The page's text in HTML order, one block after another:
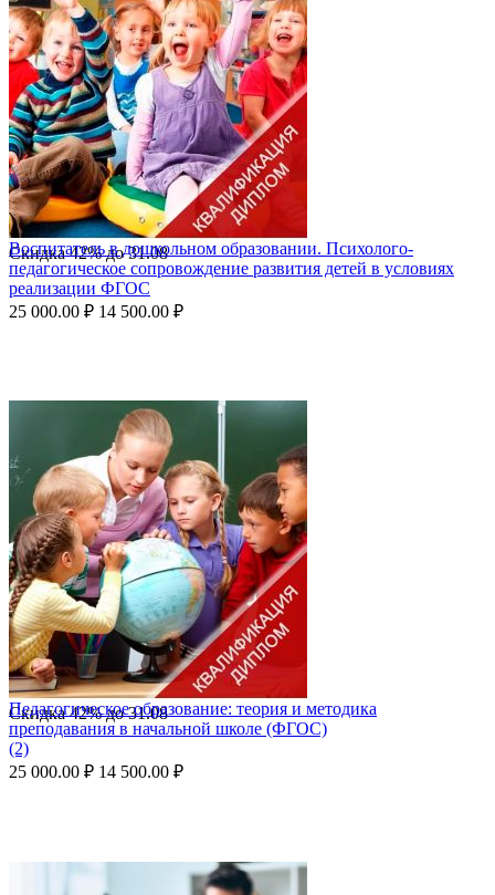
Скидка42%до31.08
Воспитатель в дошкольном образовании. Психолого-
педагогическое сопровождение развития детей в условиях
реализации ФГОС
25 000.00 ₽ 14 500.00 ₽
Скидка42%до31.08
Педагогическое образование: теория и методика
преподавания в начальной школе (ФГОС)
(2)
25 000.00 ₽ 14 500.00 ₽